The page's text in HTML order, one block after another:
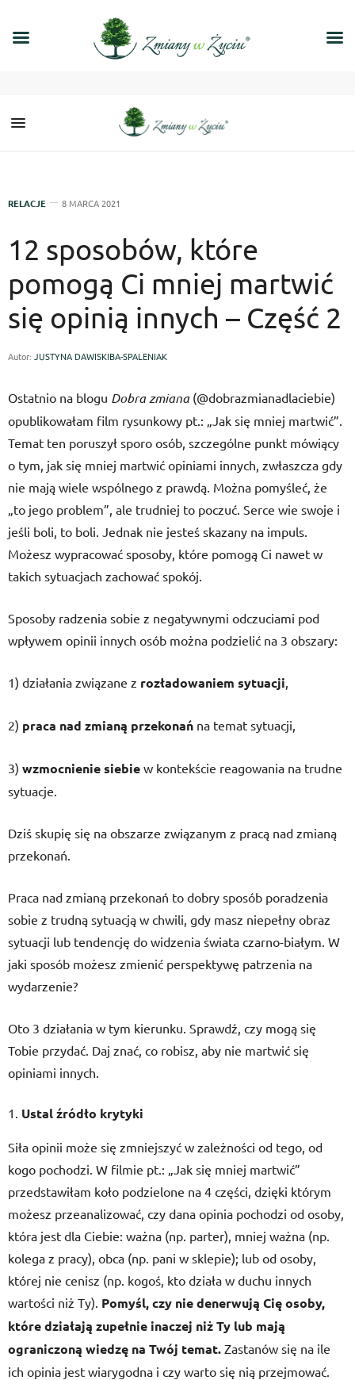
RELACJE 8 MARCA 2021
12 sposobów, które
pomogą Ci mniej martwić
się opinią innych – Część 2
Autor: JUSTYNA DAWISKIBA-SPALENIAK
Ostatnio na blogu Dobra zmiana(@dobrazmianadlaciebie)
opublikowałam film rysunkowy pt.: „Jak się mniej martwić”.
Temat ten poruszył sporo osób, szczególne punkt mówiący
o tym, jak się mniej martwić opiniami innych, zwłaszcza gdy
nie mają wiele wspólnego z prawdą. Można pomyśleć, że
„to jego problem”, ale trudniej to poczuć. Serce wie swoje i
jeśli boli, to boli. Jednak nie jesteś skazany na impuls.
Możesz wypracować sposoby, które pomogą Ci nawet w
takich sytuacjach zachować spokój.
Sposoby radzenia sobie z negatywnymi odczuciami pod
wpływem opinii innych osób można podzielić na 3 obszary:
1) działania związane z rozładowaniem sytuacji,
2) praca nad zmianą przekonań na temat sytuacji,
3) wzmocnienie siebie w kontekście reagowania na trudne
sytuacje.
Dziś skupię się na obszarze związanym z pracą nad zmianą
przekonań.
Praca nad zmianą przekonań to dobry sposób poradzenia
sobie z trudną sytuacją w chwili, gdy masz niepełny obraz
sytuacji lub tendencję do widzenia świata czarno-białym. W
jaki sposób możesz zmienić perspektywę patrzenia na
wydarzenie?
Oto 3 działania w tym kierunku. Sprawdź, czy mogą się
Tobie przydać. Daj znać, co robisz, aby nie martwić się
opiniami innych.
Ustal źródło krytyki
Siła opinii może się zmniejszyć w zależności od tego, od
kogo pochodzi. W filmie pt.: „Jak się mniej martwić”
przedstawiłam koło podzielone na 4 części, dzięki którym
możesz przeanalizować, czy dana opinia pochodzi od osoby,
która jest dla Ciebie: ważna (np. parter), mniej ważna (np.
kolega z pracy), obca (np. pani w sklepie); lub od osoby,
której nie cenisz (np. kogoś, kto działa w duchu innych
wartości niż Ty). Pomyśl, czy nie denerwują Cię osoby,
które działają zupełnie inaczej niż Ty lub mają
ograniczoną wiedzę na Twój temat. Zastanów się na ile
ich opinia jest wiarygodna i czy warto się nią przejmować.